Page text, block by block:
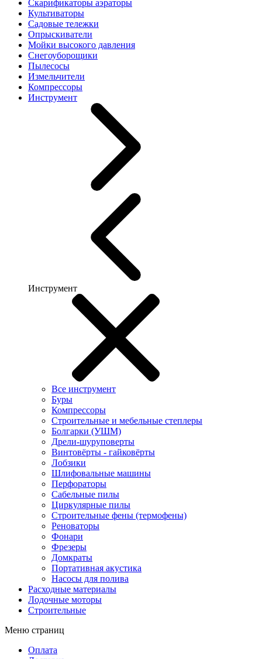
Скарификаторы аэраторы
Культиваторы
Садовые тележки
Опрыскиватели
Мойки высокого давления
Снегоуборощики
Пылесосы
Измельчители
Компрессоры
Инструмент
Инструмент
Все инструмент
Буры
Компрессоры
Строительные и мебельные степлеры
Болгарки (УШМ)
Дрели-шуруповерты
Винтовёрты - гайковёрты
Лобзики
Шлифовальные машины
Перфораторы
Сабельные пилы
Циркулярные пилы
Строительные фены (термофены)
Реноваторы
Фонари
Фрезеры
Домкраты
Портативная акустика
Насосы для полива
Расходные материалы
Лодочные моторы
Строительные
Меню страниц
Оплата